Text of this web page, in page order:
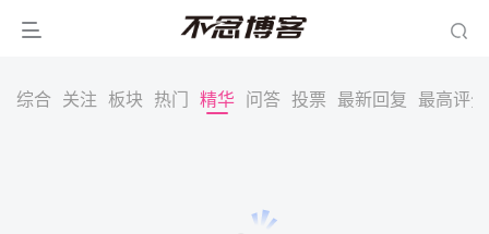
综合 关注 板块 热门 精华 问答 投票 最新回复 最高评分